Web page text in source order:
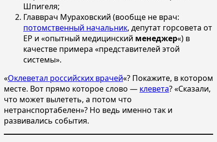
Шпигеля;
Главврач Мураховский (вообще не врач:
потомственный начальник, депутат горсовета от
ЕР и «опытный медицинский менеджер«) в
качестве примера «представителей этой
системы».
«Оклеветал российских врачей«? Покажите, в котором
месте. Вот прямо которое слово — клевета? «Сказали,
что может вылететь, а потом что
нетранспортабелен»? Но ведь именно так и
развивались события.